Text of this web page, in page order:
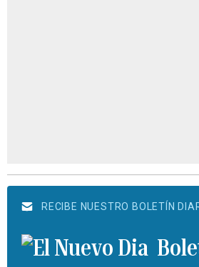
RECIBE NUESTRO BOLETÍN